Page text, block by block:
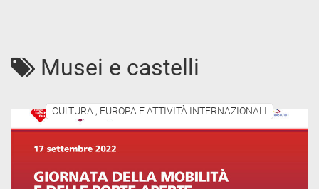
Musei e castelli
CULTURA , EUROPA E ATTIVITÀ INTERNAZIONALI